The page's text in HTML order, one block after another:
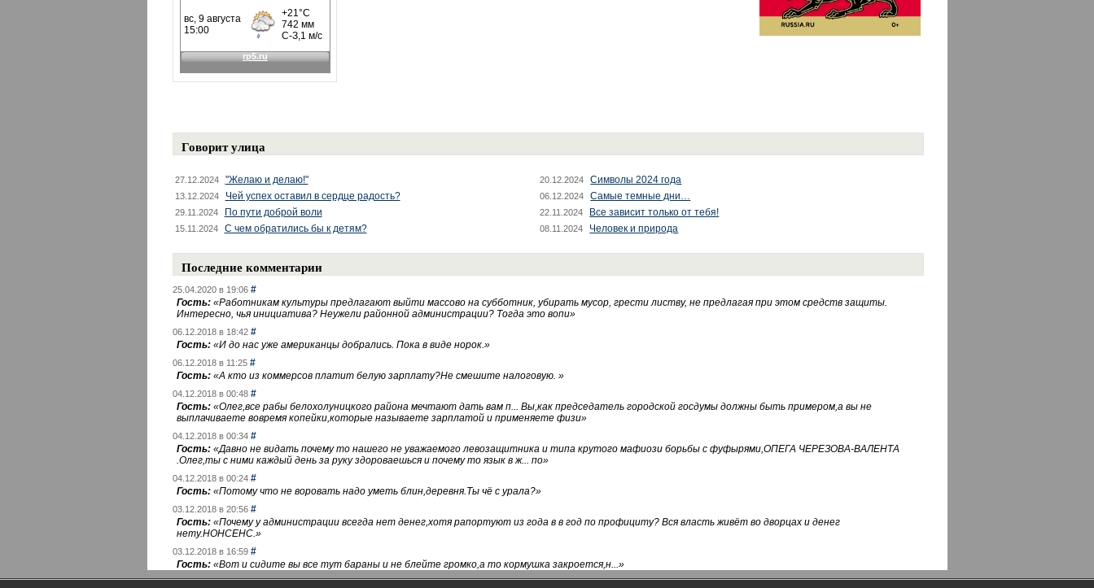
Говорит улица
27.12.2024 "Желаю и делаю!" 20.12.2024 Символы 2024 года
13.12.2024 Чей успех оставил в сердце радость? 06.12.2024 Самые темные дни…
29.11.2024 По пути доброй воли 22.11.2024 Все зависит только от тебя!
15.11.2024 С чем обратились бы к детям? 08.11.2024 Человек и природа
Последние комментарии
25.04.2020 в 19:06 #
Гость: «Работникам культуры предлагают выйти массово на субботник, убирать мусор, грести листву, не предлагая при этом средств защиты.
Интересно, чья инициатива? Неужели районной администрации? Тогда это вопи»
06.12.2018 в 18:42 #
Гость: «И до нас уже американцы добрались. Пока в виде норок.»
06.12.2018 в 11:25 #
Гость: «А кто из коммерсов платит белую зарплату?Не смешите налоговую. »
04.12.2018 в 00:48 #
Гость: «Олег,все рабы белохолуницкого района мечтают дать вам п... Вы,как председатель городской госдумы должны быть примером,а вы не
выплачиваете вовремя копейки,которые называете зарплатой и применяете физи»
04.12.2018 в 00:34 #
Гость: «Давно не видать почему то нашего не уважаемого левозащитника и типа крутого мафиози борьбы с фуфырями,ОПЕГА ЧЕРЕЗОВА-ВАЛЕНТА
.Олег,ты с ними каждый день за руку здороваешься и почему то язык в ж... по»
04.12.2018 в 00:24 #
Гость: «Потому что не воровать надо уметь блин,деревня.Ты чё с урала?»
03.12.2018 в 20:56 #
Гость: «Почему у администрации всегда нет денег,хотя рапортуют из года в в год по профициту? Вся власть живёт во дворцах и денег
нету.НОНСЕНС.»
03.12.2018 в 16:59 #
Гость: «Вот и сидите вы все тут бараны и не блейте громко,а то кормушка закроется,н...»